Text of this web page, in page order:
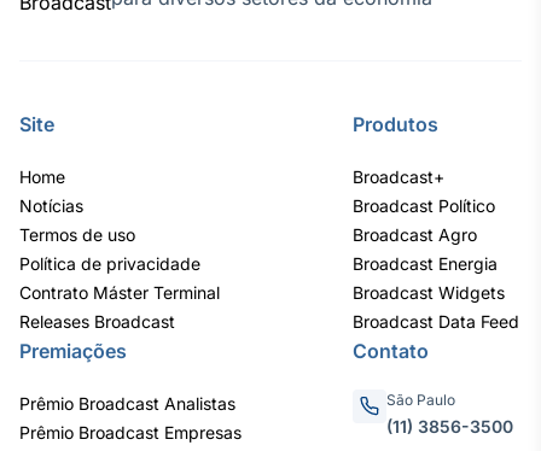
Site
Home
Notícias
Termos de uso
Política de privacidade
Contrato Máster Terminal
Releases Broadcast
Produtos
Broadcast+
Broadcast Político
Broadcast Agro
Broadcast Energia
Broadcast Widgets
Broadcast Data Feed
Premiações
Prêmio Broadcast Analistas
Prêmio Broadcast Empresas
Contato
São Paulo
(11) 3856-3500